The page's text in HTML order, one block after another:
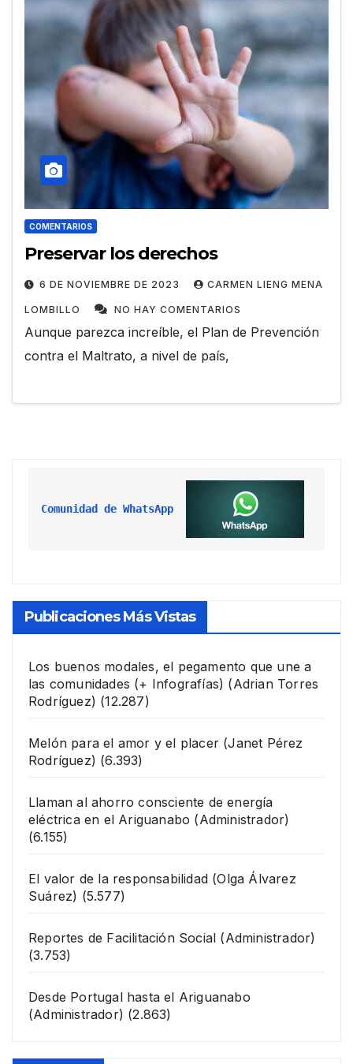
COMENTARIOS
Preservar los derechos
6 DE NOVIEMBRE DE 2023 CARMEN LIENG MENA
LOMBILLO NO HAY COMENTARIOS
Aunque parezca increíble, el Plan de Prevención
contra el Maltrato, a nivel de país,
Comunidad de WhatsApp
Publicaciones Más Vistas
Los buenos modales, el pegamento que une a
las comunidades (+ Infografías) (Adrian Torres
Rodríguez) (12.287)
Melón para el amor y el placer (Janet Pérez
Rodríguez) (6.393)
Llaman al ahorro consciente de energía
eléctrica en el Ariguanabo (Administrador)
(6.155)
El valor de la responsabilidad (Olga Álvarez
Suárez) (5.577)
Reportes de Facilitación Social (Administrador)
(3.753)
Desde Portugal hasta el Ariguanabo
(Administrador) (2.863)